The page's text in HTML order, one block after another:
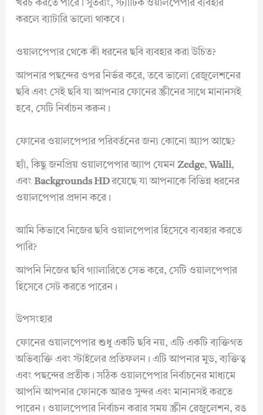
খরচ করতে পারে। সুতরাং, স্ট্যাটিক ওয়ালপেপার ব্যবহার
করলে ব্যাটারি ভালো থাকবে।
ওয়ালপেপার থেকে কী ধরনের ছবি ব্যবহার করা উচিত?
আপনার পছন্দের ওপর নির্ভর করে, তবে ভালো রেজুলেশনের
ছবি এবং সেই ছবি যা আপনার ফোনের স্ক্রীনের সাথে মানানসই
হবে, সেটি নির্বাচন করুন।
ফোনের ওয়ালপেপার পরিবর্তনের জন্য কোনো অ্যাপ আছে?
হ্যাঁ, কিছু জনপ্রিয় ওয়ালপেপার অ্যাপ যেমন Zedge, Walli,
এবং Backgrounds HDরয়েছে যা আপনাকে বিভিন্ন ধরনের
ওয়ালপেপার প্রদান করে।
আমি কিভাবে নিজের ছবি ওয়ালপেপার হিসেবে ব্যবহার করতে
পারি?
আপনি নিজের ছবি গ্যালারিতে সেভ করে, সেটি ওয়ালপেপার
হিসেবে সেট করতে পারেন।
উপসংহার
ফোনের ওয়ালপেপার শুধু একটি ছবি নয়, এটি একটি ব্যক্তিগত
অভিব্যক্তি এবং স্টাইলের প্রতিফলন। এটি আপনার মুড, ব্যক্তিত্ব
এবং পছন্দের প্রতীক। সঠিক ওয়ালপেপার নির্বাচনের মাধ্যমে
আপনি আপনার ফোনকে আরও সুন্দর এবং মানানসই করতে
পারেন। ওয়ালপেপার নির্বাচন করার সময় স্ক্রীন রেজুলেশন, রঙ